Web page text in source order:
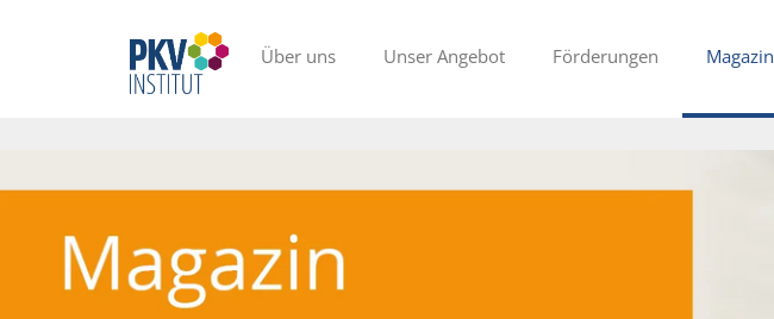
Über uns Unser Angebot Förderungen Magazin